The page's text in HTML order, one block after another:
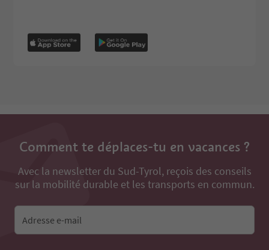
Comment te déplaces-tu en vacances ?
Avec la newsletter du Sud-Tyrol, reçois des conseils
sur la mobilité durable et les transports en commun.
Adresse e-mail